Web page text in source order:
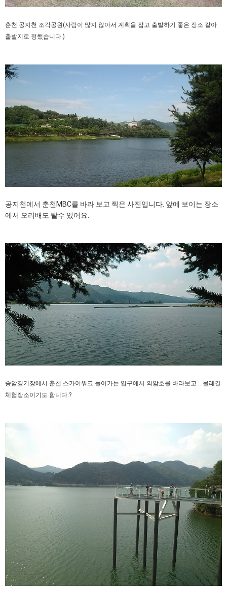
춘천 공지천 조각공원(사람이 많지 않아서 계획을 잡고 출발하기 좋은 장소 같아
출발지로 정했습니다.)
공지천에서 춘천MBC를 바라 보고 찍은 사진입니다. 앞에 보이는 장소
에서 오리배도 탈수 있어요.
송암경기장에서 춘천 스카이워크 들어가는 입구에서 의암호를 바라보고... 물레길
체험장소이기도 합니다.?